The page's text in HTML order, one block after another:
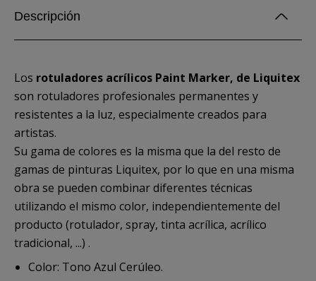
Descripción
Los rotuladores acrílicos Paint Marker, de Liquitex
son rotuladores profesionales permanentes y
resistentes a la luz, especialmente creados para
artistas.
Su gama de colores es la misma que la del resto de
gamas de pinturas Liquitex, por lo que en una misma
obra se pueden combinar diferentes técnicas
utilizando el mismo color, independientemente del
producto (rotulador, spray, tinta acrílica, acrílico
tradicional, ...) .
Color: Tono Azul Cerúleo.